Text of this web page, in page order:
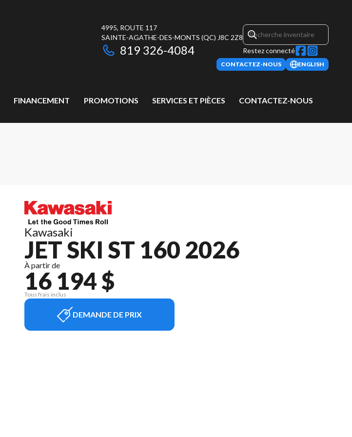
4995, ROUTE 117
SAINTE-AGATHE-DES-MONTS (QC) J8C 2Z8
819 326-4084 Restez connecté
CONTACTEZ-NOUS ENGLISH
FINANCEMENT PROMOTIONS SERVICES ET PIÈCES CONTACTEZ-NOUS
Kawasaki
JET SKI ST 160 2026
À partir de
16 194 $
Tous frais inclus
DEMANDE DE PRIX